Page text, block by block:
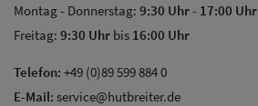
Montag - Donnerstag: 9:30 Uhr- 17:00 Uhr
Freitag: 9:30 Uhr bis 16:00 Uhr
Telefon: +49 (0)89 599 884 0
E-Mail: service@hutbreiter.de